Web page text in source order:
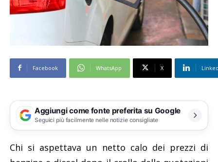
Facebook WhatsApp X
Aggiungi come fonte preferita su Google
Seguici più facilmente nelle notizie consigliate
Chi si aspettava un netto calo dei prezzi di